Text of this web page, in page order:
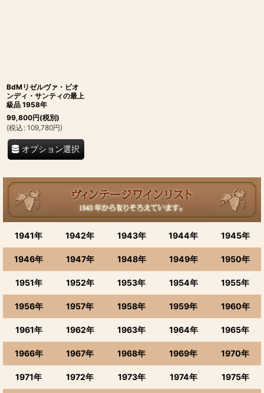
BdMリゼルヴァ・ビオ
ンディ・サンティの最上
級品 1958年
99,800円(税別)
(税込 : 109,780円)
オプション選択
1941年 1942年 1943年 1944年 1945年
1946年 1947年 1948年 1949年 1950年
1951年 1952年 1953年 1954年 1955年
1956年 1957年 1958年 1959年 1960年
1961年 1962年 1963年 1964年 1965年
1966年 1967年 1968年 1969年 1970年
1971年 1972年 1973年 1974年 1975年